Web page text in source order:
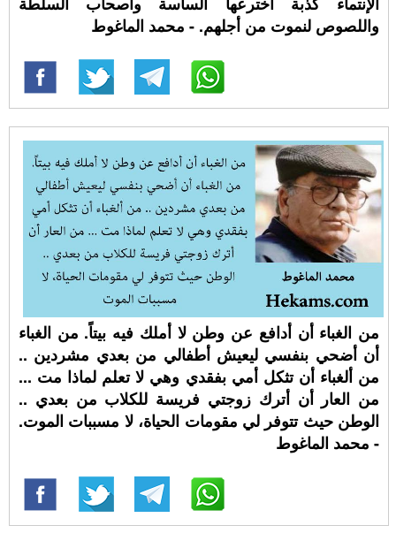
واللصوص لنموت من أجلهم. - محمد الماغوط
من الغباء أن أدافع عن وطن لا أملك فيه بيتاً. من الغباء
أن أضحي بنفسي ليعيش أطفالي من بعدي مشردين ..
من ألغباء أن تثكل أمي بفقدي وهي لا تعلم لماذا مت ...
من العار أن أترك زوجتي فريسة للكلاب من بعدي ..
الوطن حيث تتوفر لي مقومات الحياة، لا مسببات الموت.
- محمد الماغوط